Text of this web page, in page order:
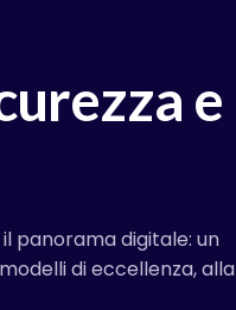
e
panorama digitale: un
di eccellenza, alla